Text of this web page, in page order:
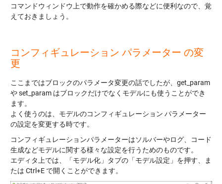
コマンドウィンドウ上で動作を確かめる際などに便利なので、覚
えておきましょう。
コンフィギュレーション パラメーター の変
更
ここまではブロックのパラメータ変更の話でしたが、get_param
や set_param はブロックだけでなくモデルにも使うことができ
ます。
よく使うのは、モデルのコンフィギュレーション パラメーター
の設定を変更する時です。
コンフィギュレーションパラメーターはソルバーやログ、コード
生成などモデルに関する様々な設定を行うためのものです。
エディタ上では、「モデル化」タブの「モデル設定」を押す、ま
たは Ctrl+E で開くことができます。